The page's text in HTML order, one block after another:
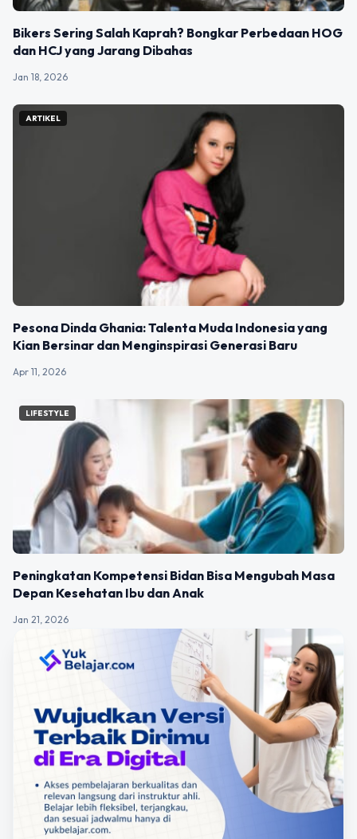
Bikers Sering Salah Kaprah? Bongkar Perbedaan HOG
dan HCJ yang Jarang Dibahas
Jan 18, 2026
ARTIKEL
Pesona Dinda Ghania: Talenta Muda Indonesia yang
Kian Bersinar dan Menginspirasi Generasi Baru
Apr 11, 2026
LIFESTYLE
Peningkatan Kompetensi Bidan Bisa Mengubah Masa
Depan Kesehatan Ibu dan Anak
Jan 21, 2026